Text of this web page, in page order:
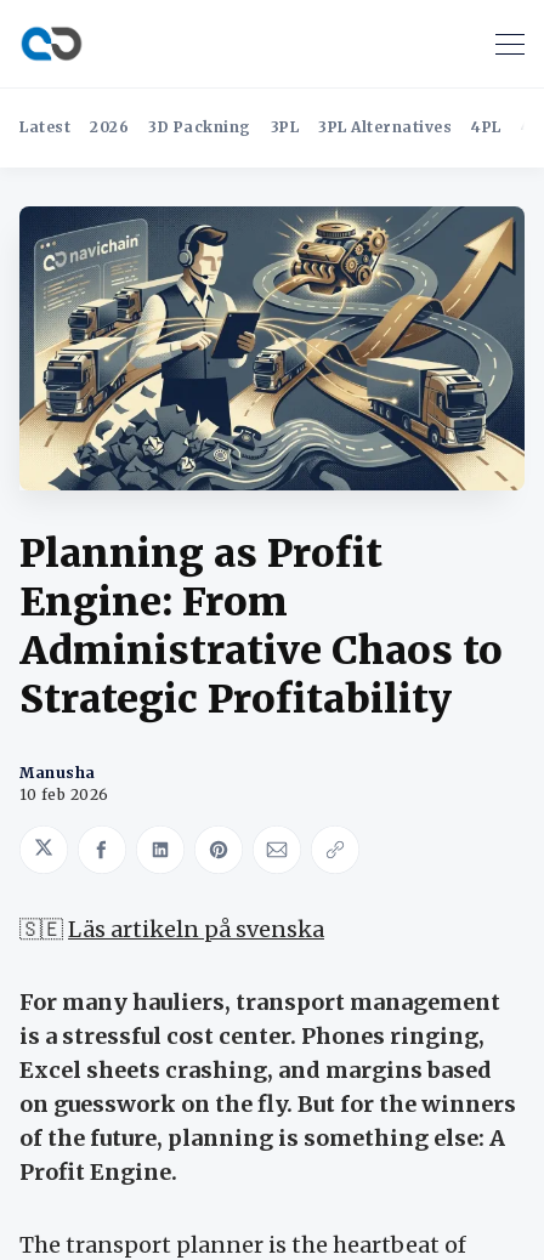
Latest 2026 3D Packning 3PL 3PL Alternatives 4PL
Planning as Profit
Engine: From
Administrative Chaos to
Strategic Profitability
Manusha
10 feb 2026
Share on Twitter
Share on Facebook
Share on LinkedIn
Share on Pinterest
Share via Email
Copy link
🇸🇪Läs artikeln på svenska
For many hauliers, transport management
is a stressful cost center. Phones ringing,
Excel sheets crashing, and margins based
on guesswork on the fly. But for the winners
of the future, planning is something else: A
Profit Engine.
The transport planner is the heartbeat of